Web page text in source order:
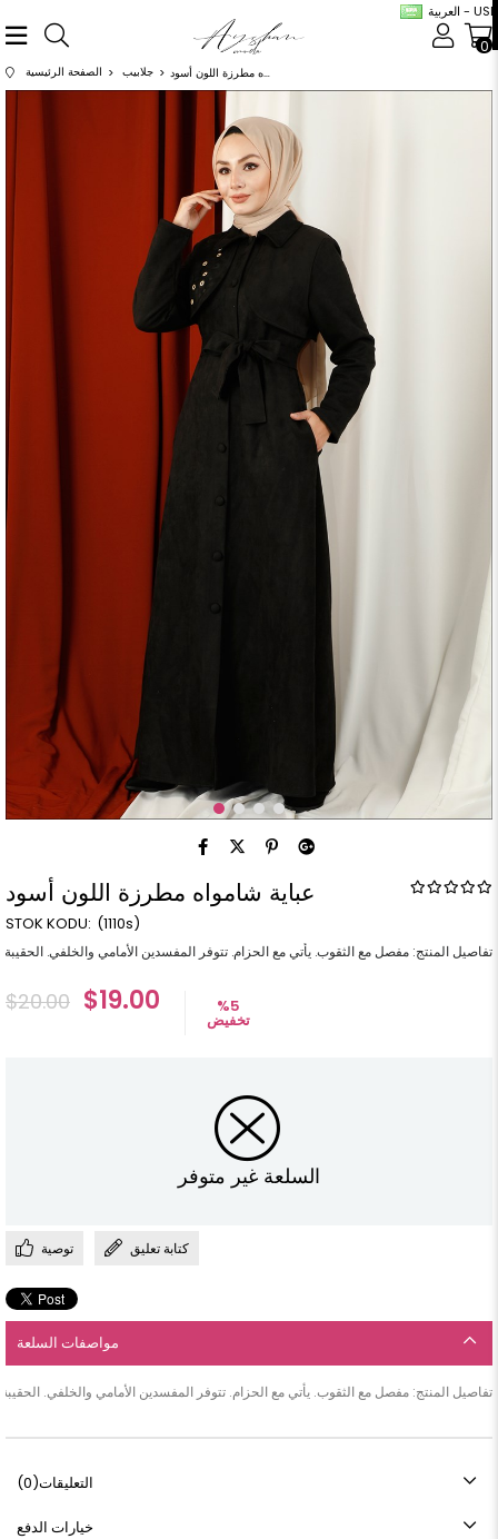
العربية - USD
0
الصفحة الرئيسية جلابيب عباية شامواه مطرزة اللون أسود
عباية شامواه مطرزة اللون أسود
(1110s)
تفاصيل المنتج: مفصل مع الثقوب. يأتي مع الحزام. تتوفر المفسدين الأمامي والخلفي. الحقيبة بها جيوب. سمة النسيج: جلد سويدي. طول المنتج: 145 سم. نطاق الحجم: تتوفر أحجام 38-40-42-44-46-48-50. أبعاد النموذج: الارتفاع: 1.65 الوزن: 55
$20.00 $19.00 %5
تخفيض
السلعة غير متوفر
توصية كتابة تعليق
مواصفات السلعة
تفاصيل المنتج: مفصل مع الثقوب. يأتي مع الحزام. تتوفر المفسدين الأمامي والخلفي. الحقيبة بها جيوب. سمة النسيج: جلد سويدي. طول المنتج: 145 سم. نطاق الحجم: تتوفر أحجام 38-40-42-44-46-48-50. أبعاد النموذج: الارتفاع: 1.65 الوزن:
التعليقات(0)
خيارات الدفع